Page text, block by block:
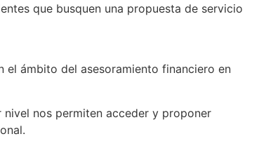
que busquen una propuesta de servicio
el ámbito del asesoramiento financiero en
nos permiten acceder y proponer